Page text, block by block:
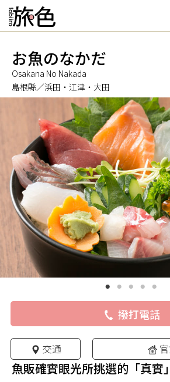
お魚のなかだ
Osakana No Nakada
島根縣／浜田・江津・大田
撥打電話
交通
魚販確實眼光所挑選的「真實